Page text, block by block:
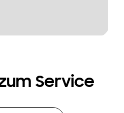
Service